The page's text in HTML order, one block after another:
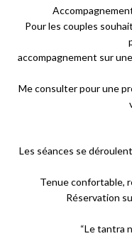
Pour les couples
accompagnement sur
Me consulter pour une
Les séances se
Tenue confortable,
Réservation
“Le tantra